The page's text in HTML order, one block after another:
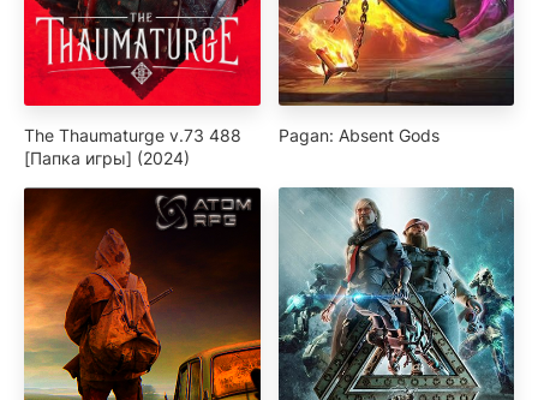
The Thaumaturge v.73 488
[Папка игры] (2024)
Pagan: Absent Gods